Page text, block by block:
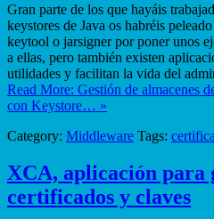
Gran parte de los que hayáis
keystores de Java os habréis
keytool o jarsigner por poner unos
a ellas, pero también existen
utilidades y facilitan la vida del
Read More: Gestión de almacenes
con Keystore… »
Category: Middleware Tags:
XCA, aplicación para
certificados y claves